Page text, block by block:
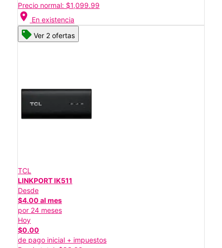
Precio normal: $1,099.99
location_on En existencia
Ver 2 ofertas
TCL
LINKPORT IK511
Desde
$4.00 al mes
por 24 meses
Hoy
$0.00
de pago inicial + impuestos